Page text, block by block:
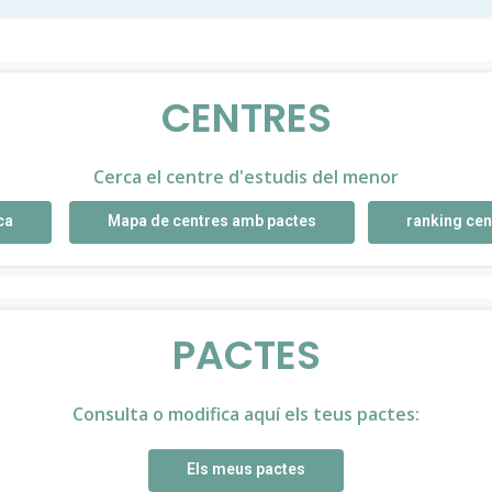
CENTRES
Cerca el centre d'estudis del menor
Mapa de centres amb pactes ranking
PACTES
Consulta o modifica aquí els teus pactes:
Els meus pactes